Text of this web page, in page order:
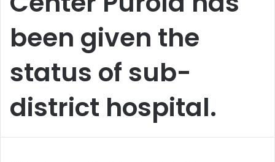
been given the
status of sub-
district hospital.